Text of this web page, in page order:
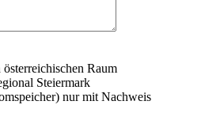
Raum
Steiermark
nur mit Nachweis